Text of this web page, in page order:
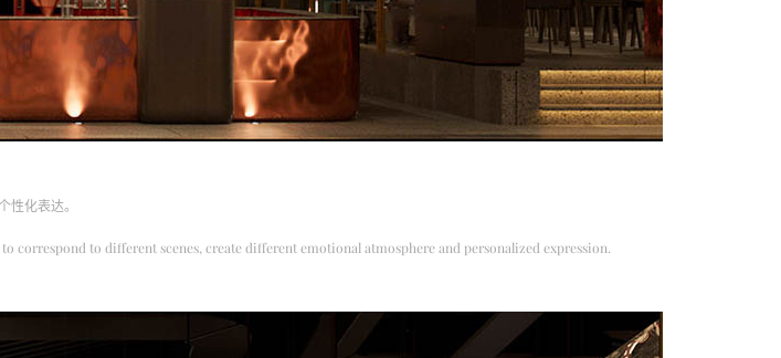
化表达。
correspond to different scenes, create different emotional atmosphere and personalized expression.